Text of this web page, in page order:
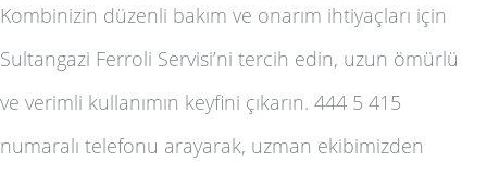
Kombinizin düzenli bakım ve onarım ihtiyaçları için
Sultangazi Ferroli Servisi’ni tercih edin, uzun ömürlü
ve verimli kullanımın keyfini çıkarın. 444 5 415
numaralı telefonu arayarak, uzman ekibimizden